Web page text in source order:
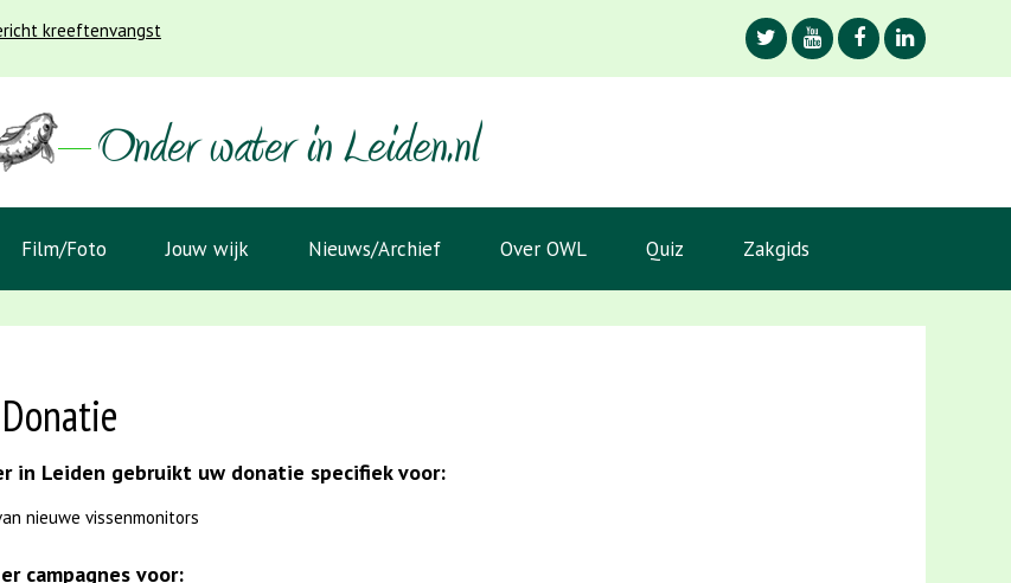
kreeftenvangst
Film/Foto Jouw wijk Nieuws/Archief Over OWL Quiz Zakgids
in Leiden gebruikt uw donatie specifiek voor:
nieuwe vissenmonitors
campagnes voor: